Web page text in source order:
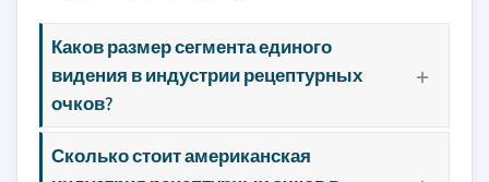
Каков размер сегмента единого
видения в индустрии рецептурных
очков?
Сколько стоит американская